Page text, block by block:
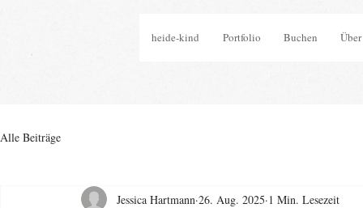
heide-kind Portfolio Buchen
Alle Beiträge
Jessica Hartmann 26. Aug. 2025 1 Min. Lesezeit